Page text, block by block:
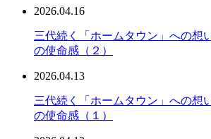
2026.04.16
三代続く「ホームタウン」への想
の使命感（２）
2026.04.13
三代続く「ホームタウン」への想
の使命感（１）